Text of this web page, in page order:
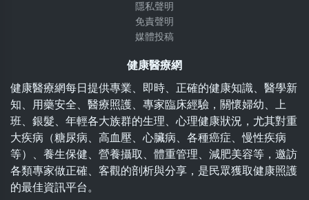
隱私聲明
免責聲明
媒體投稿
健康醫療網
健康醫療網每日提供專業、即時、正確的健康知識、醫學新
知、用藥安全、醫療照護、專家臨床經驗，關懷婦幼、上
班、銀髮、年輕各大族群的生理、心理健康狀況，尤其對重
大疾病（糖尿病、高血壓、心臟病、各種癌症、慢性疾病
等）、養生保健、營養攝取、體重管理、減肥美容等，邀訪
各類專家做正確、客觀的剖析與分享，是民眾獲取健康照護
的最佳資訊平台。